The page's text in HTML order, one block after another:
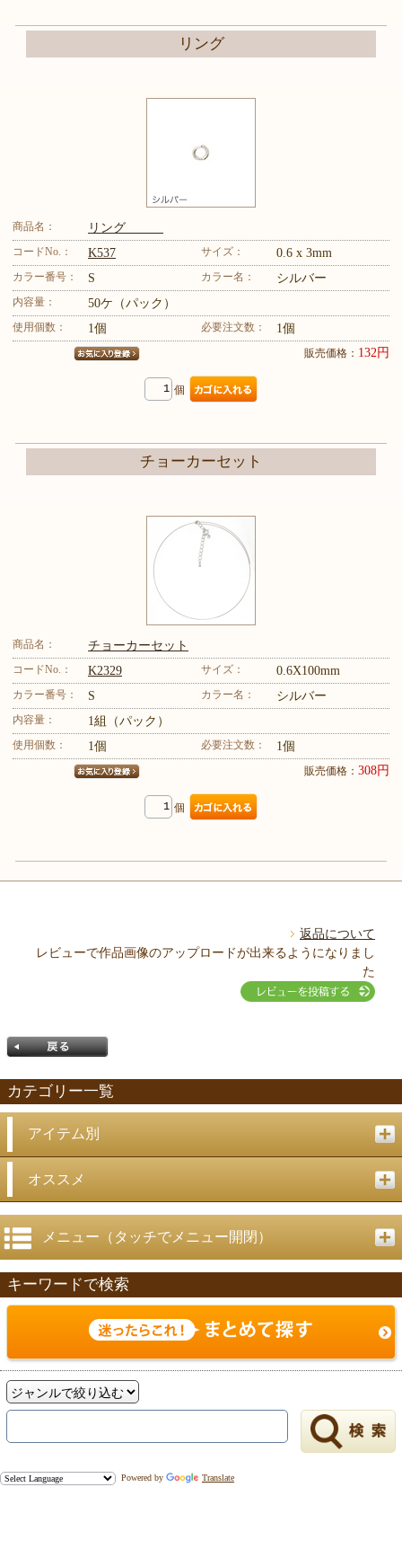
リング
商品名： リング
コードNo.： K537 サイズ： 0.6 x 3mm
カラー番号： S カラー名： シルバー
内容量： 50ケ（パック）
使用個数： 1個 必要注文数： 1個
販売価格： 132円
個
チョーカーセット
商品名： チョーカーセット
コードNo.： K2329 サイズ： 0.6X100mm
カラー番号： S カラー名： シルバー
内容量： 1組（パック）
使用個数： 1個 必要注文数： 1個
販売価格： 308円
個
返品について
レビューで作品画像のアップロードが出来るようになりまし
た
カテゴリー一覧
アイテム別
オススメ
メニュー（タッチでメニュー開閉）
キーワードで検索
Powered by Translate